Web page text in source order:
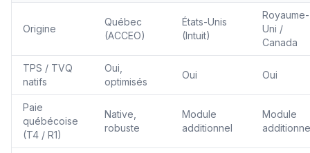
Origine
Québec
(ACCEO)
États-Unis
(Intuit)
Royaume-
Uni /
Canada
TPS / TVQ
natifs
Oui,
optimisés
Oui Oui
Paie
québécoise
(T4 / R1)
Native,
robuste
Module
additionnel
Module